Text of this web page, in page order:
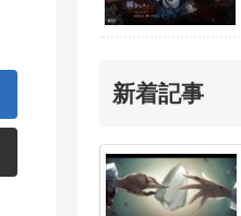
新着記事